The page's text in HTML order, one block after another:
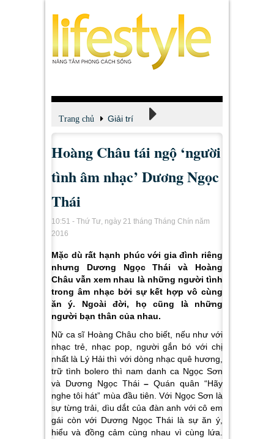
Trang chủ Giải trí
Xem - Nghe - Đọc
Hoàng Châu tái ngộ ‘người
tình âm nhạc’ Dương Ngọc
Thái
10:51 - Thứ Tư, ngày 21 tháng Tháng Chín năm
2016
Mặc dù rất hạnh phúc với gia đình riêng
nhưng Dương Ngọc Thái và Hoàng
Châu vẫn xem nhau là những người tình
trong âm nhạc bởi sự kết hợp vô cùng
ăn ý. Ngoài đời, họ cũng là những
người bạn thân của nhau.
Nữ ca sĩ Hoàng Châu cho biết, nếu như với
nhạc trẻ, nhạc pop, người gắn bó với chị
nhất là Lý Hải thì với dòng nhạc quê hương,
trữ tình bolero thì nam danh ca Ngọc Sơn
và Dương Ngọc Thái–Quán quân “Hãy
nghe tôi hát” mùa đầu tiên. Với Ngọc Sơn là
sự từng trải, dìu dắt của đàn anh với cô em
gái còn với Dương Ngọc Thái là sự ăn ý,
hiểu và đồng cảm cùng nhau vì cùng lứa.